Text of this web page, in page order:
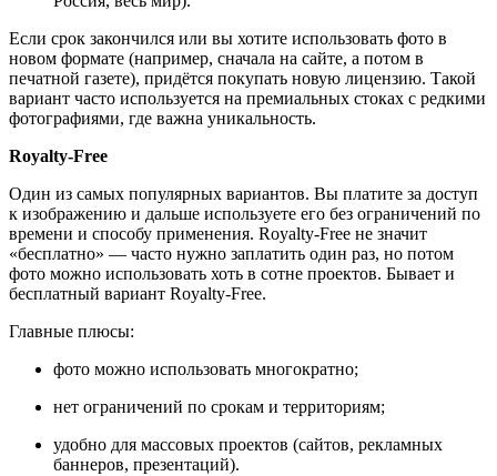
Если срок закончился или вы хотите использовать фото в
новом формате (например, сначала на сайте, а потом в
печатной газете), придётся покупать новую лицензию. Такой
вариант часто используется на премиальных стоках с редкими
фотографиями, где важна уникальность.
Royalty-Free
Один из самых популярных вариантов. Вы платите за доступ
к изображению и дальше используете его без ограничений по
времени и способу применения. Royalty-Free не значит
«бесплатно» — часто нужно заплатить один раз, но потом
фото можно использовать хоть в сотне проектов. Бывает и
бесплатный вариант Royalty-Free.
Главные плюсы:
фото можно использовать многократно;
нет ограничений по срокам и территориям;
удобно для массовых проектов (сайтов, рекламных
баннеров, презентаций).